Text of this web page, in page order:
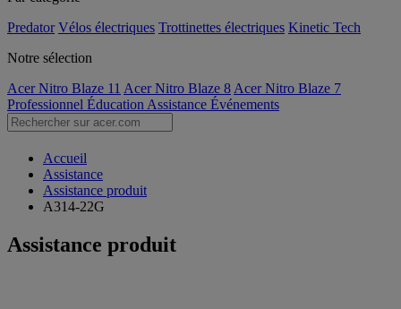
Predator Vélos électriques Trottinettes électriques Kinetic Tech
Notre sélection
Acer Nitro Blaze 11 Acer Nitro Blaze 8 Acer Nitro Blaze 7
Professionnel Éducation Assistance Événements
Accueil
Assistance
Assistance produit
A314-22G
Assistance produit